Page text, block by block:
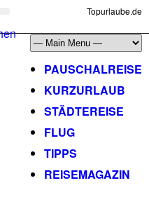
Topurlaube.de
PAUSCHALREISE
KURZURLAUB
STÄDTEREISE
FLUG
TIPPS
REISEMAGAZIN